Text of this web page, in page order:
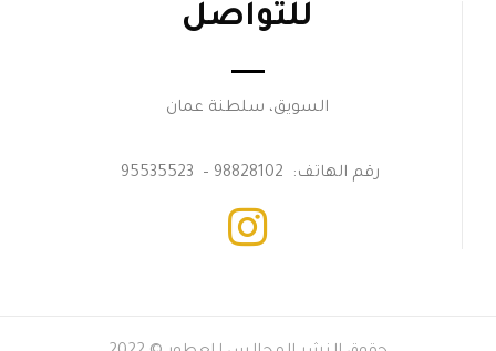
للتواصل
السويق، سلطنة عمان
رقم الهاتف: 98828102 – 95535523